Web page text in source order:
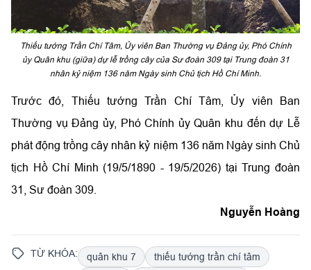
Thiếu tướng Trần Chí Tâm, Ủy viên Ban Thường vụ Đảng ủy, Phó Chính
ủy Quân khu (giữa) dự lễ trồng cây của Sư đoàn 309 tại Trung đoàn 31
nhân kỷ niệm 136 năm Ngày sinh Chủ tịch Hồ Chí Minh.
Trước đó, Thiếu tướng Trần Chí Tâm, Ủy viên Ban
Thường vụ Đảng ủy, Phó Chính ủy Quân khu đến dự Lễ
phát động trồng cây nhân kỷ niệm 136 năm Ngày sinh Chủ
tịch Hồ Chí Minh (19/5/1890 - 19/5/2026) tại Trung đoàn
31, Sư đoàn 309.
Nguyễn Hoàng
TỪ KHÓA: quân khu 7
thiếu tướng trần chí tâm